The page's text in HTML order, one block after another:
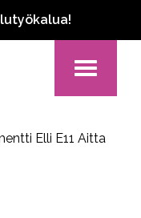
Toggle
Elli E11 Aitta